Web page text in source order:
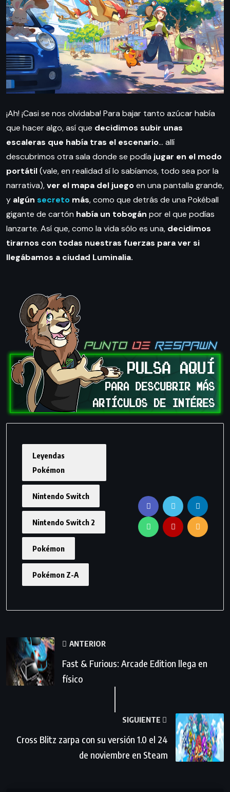
¡Ah! ¡Casi se nos olvidaba! Para bajar tanto azúcar había
que hacer algo, así que decidimos subir unas
escaleras que había tras el escenario… allí
descubrimos otra sala donde se podía jugar en el modo
portátil(vale, en realidad sí lo sabíamos, todo sea por la
narrativa),ver el mapa del juegoen una pantalla grande,
y algún secreto más, como que detrás de una Pokéball
gigante de cartón había un tobogán por el que podías
lanzarte. Así que, como la vida sólo es una, decidimos
tirarnos con todas nuestras fuerzas para ver si
llegábamos a ciudad Luminalia.
Leyendas
Pokémon
Nintendo Switch
Nintendo Switch 2
Pokémon
Pokémon Z-A
ANTERIOR
Fast & Furious: Arcade Edition llega en
físico
SIGUIENTE
Cross Blitz zarpa con su versión 1.0 el 24
de noviembre en Steam